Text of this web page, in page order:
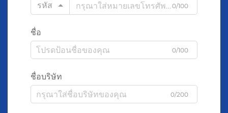
รหัส
0/100
ชื่อ
0/100
ชื่อบริษัท
0/200